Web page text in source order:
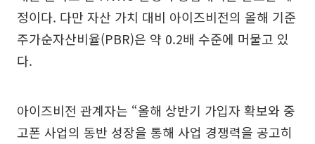
정이다. 다만 자산 가치 대비 아이즈비전의 올해 기준
주가순자산비율(PBR)은 약 0.2배 수준에 머물고 있
다.
아이즈비전 관계자는 “올해 상반기 가입자 확보와 중
고폰 사업의 동반 성장을 통해 사업 경쟁력을 공고히